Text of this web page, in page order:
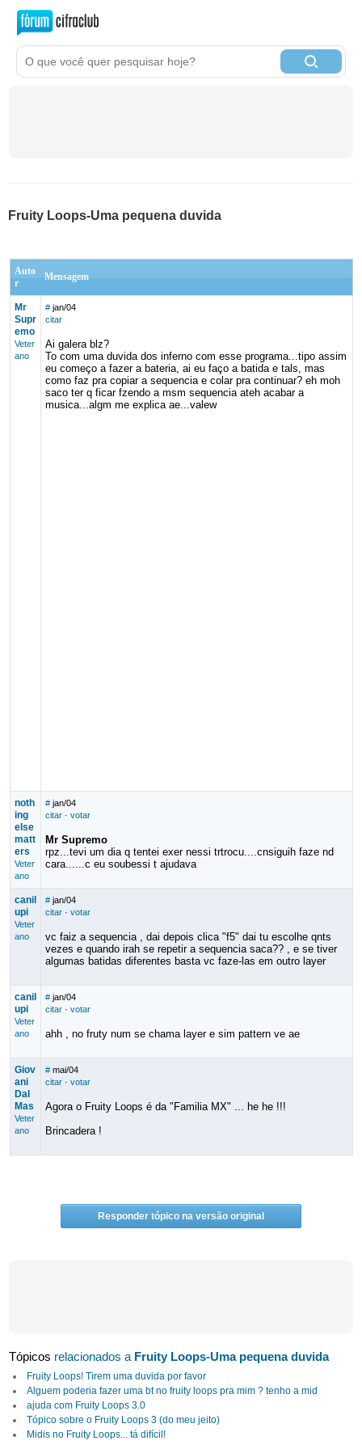
Fruity Loops-Uma pequena duvida
Auto
r
Mensagem
Mr
Supr
emo
Veter
ano
# jan/04
citar
Ai galera blz?
To com uma duvida dos inferno com esse programa...tipo assim
eu começo a fazer a bateria, ai eu faço a batida e tals, mas
como faz pra copiar a sequencia e colar pra continuar? eh moh
saco ter q ficar fzendo a msm sequencia ateh acabar a
musica...algm me explica ae...valew
noth
ing
else
matt
ers
Veter
ano
# jan/04
citar· votar
Mr Supremo
rpz...tevi um dia q tentei exer nessi trtrocu....cnsiguih faze nd
cara......c eu soubessi t ajudava
canil
upi
Veter
ano
# jan/04
citar· votar
vc faiz a sequencia , dai depois clica "f5" dai tu escolhe qnts
vezes e quando irah se repetir a sequencia saca?? , e se tiver
algumas batidas diferentes basta vc faze-las em outro layer
canil
upi
Veter
ano
# jan/04
citar· votar
ahh , no fruty num se chama layer e sim pattern ve ae
Giov
ani
Dal
Mas
Veter
ano
# mai/04
citar· votar
Agora o Fruity Loops é da "Familia MX" ... he he !!!
Brincadera !
Responder tópico na versão original
Tópicos relacionados a Fruity Loops-Uma pequena duvida
Fruity Loops! Tirem uma duvida por favor
Alguem poderia fazer uma bt no fruity loops pra mim ? tenho a mid
ajuda com Fruity Loops 3.0
Tópico sobre o Fruity Loops 3 (do meu jeito)
Midis no Fruity Loops... tá difícil!